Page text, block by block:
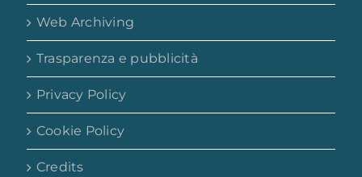
Web Archiving
Trasparenza e pubblicità
Privacy Policy
Cookie Policy
Credits